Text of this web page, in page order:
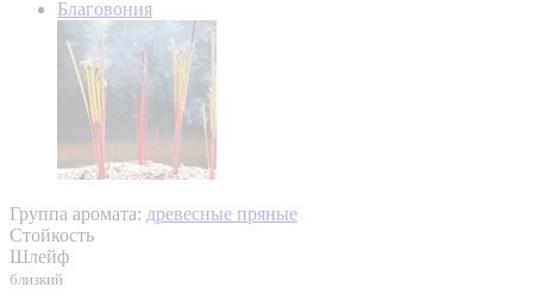
Благовония
Группа аромата: древесные пряные
Стойкость
Шлейф
близкий